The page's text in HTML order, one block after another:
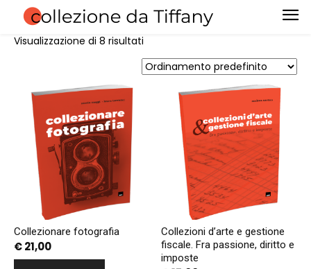
Visualizzazione di 8 risultati
Collezionare fotografia
€21,00
Collezioni d’arte e gestione
fiscale. Fra passione, diritto e
imposte